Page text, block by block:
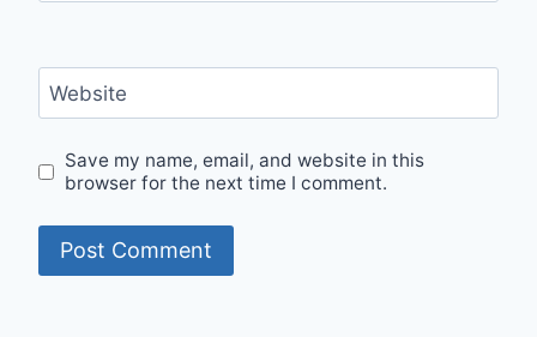
Website
Save my name, email, and website in this
browser for the next time I comment.